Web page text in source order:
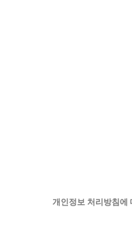
개인정보 처리방침에